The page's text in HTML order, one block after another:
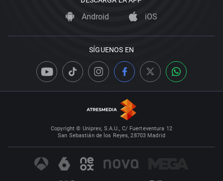
Android iOS
SÍGUENOS EN
Copyright © Uniprex, S.A.U., C/ Fuerteventura 12
San Sebastián de los Reyes, 28703 Madrid